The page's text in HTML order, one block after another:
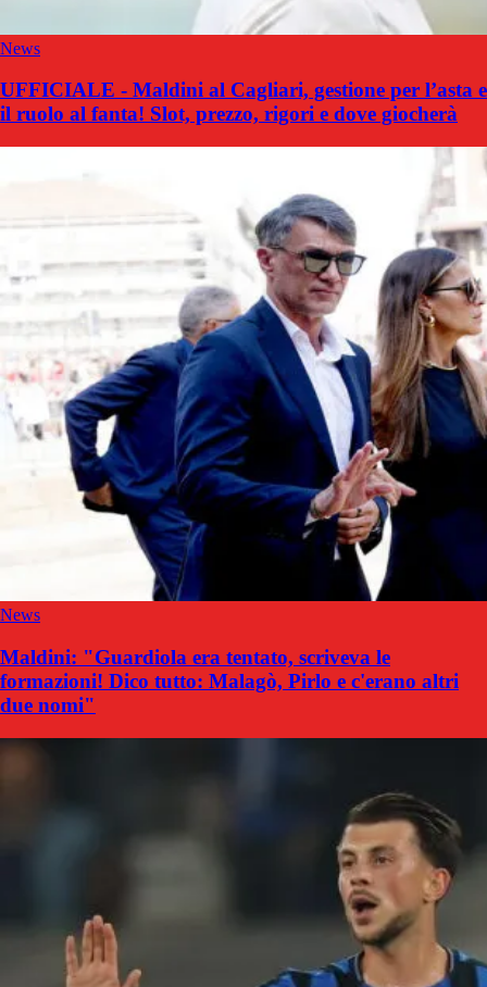
News
UFFICIALE - Maldini al Cagliari, gestione per l’asta e
il ruolo al fanta! Slot, prezzo, rigori e dove giocherà
News
Maldini: "Guardiola era tentato, scriveva le
formazioni! Dico tutto: Malagò, Pirlo e c'erano altri
due nomi"